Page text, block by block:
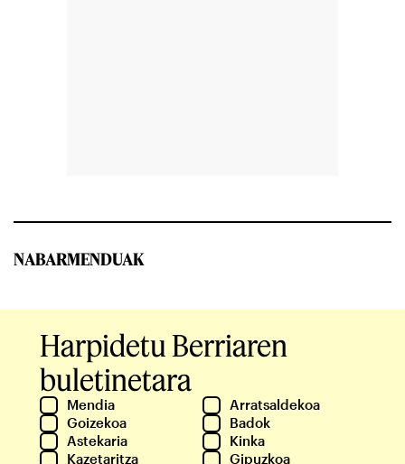
NABARMENDUAK
Harpidetu Berriaren
buletinetara
Mendia
Arratsaldekoa
Goizekoa
Badok
Astekaria
Kinka
Kazetaritza
Gipuzkoa